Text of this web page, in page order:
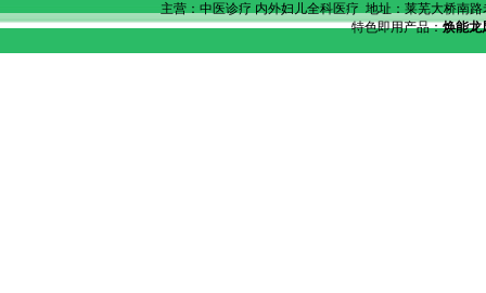
主营：中医诊疗 内外妇儿全科医疗 地址：莱芜大桥南路
特色即用产品：焕能龙